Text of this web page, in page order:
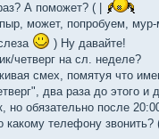
А поможет? ( |
может, попробуем,
) Ну давайте!
четверг на сл. неделе?
смех, помятуя что
два раза до этого и
но обязательно после
телефону звонить?